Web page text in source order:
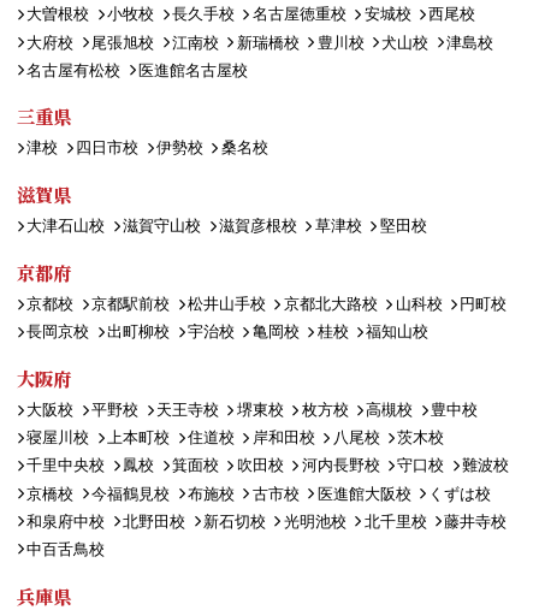
大曽根校
小牧校 長久手校 名古屋徳重校 安城校
西尾校
大府校
尾張旭校 江南校 新瑞橋校 豊川校 犬山校
津島校
名古屋有松校
医進館名古屋校
三重県
津校 四日市校 伊勢校 桑名校
滋賀県
大津石山校 滋賀守山校 滋賀彦根校 草津校 堅田校
京都府
京都校 京都駅前校 松井山手校 京都北大路校 山科校
円町校
長岡京校
出町柳校 宇治校 亀岡校 桂校 福知山校
大阪府
大阪校 平野校 天王寺校 堺東校 枚方校 高槻校
豊中校
寝屋川校
上本町校 住道校 岸和田校 八尾校
茨木校
千里中央校
鳳校 箕面校 吹田校 河内長野校 守口校
難波校
京橋校
今福鶴見校 布施校 古市校 医進館大阪校
くずは校
和泉府中校
北野田校 新石切校 光明池校 北千里校
藤井寺校
中百舌鳥校
兵庫県